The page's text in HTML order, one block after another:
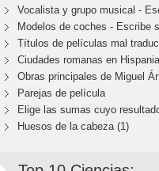
Vocalista y grupo musical -
Modelos de coches - Escribe
Títulos de películas mal
Ciudades romanas en
Obras principales de Miguel
Parejas de película
Elige las sumas cuyo
Huesos de la cabeza (1)